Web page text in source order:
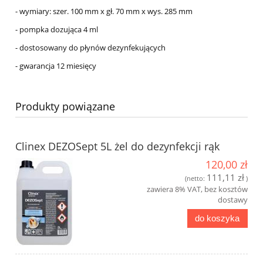
- wymiary: szer. 100 mm x gł. 70 mm x wys. 285 mm
- pompka dozująca 4 ml
- dostosowany do płynów dezynfekujących
- gwarancja 12 miesięcy
Produkty powiązane
Clinex DEZOSept 5L żel do dezynfekcji rąk
120,00 zł
(netto: 111,11 zł )
zawiera 8% VAT, bez kosztów
dostawy
do koszyka